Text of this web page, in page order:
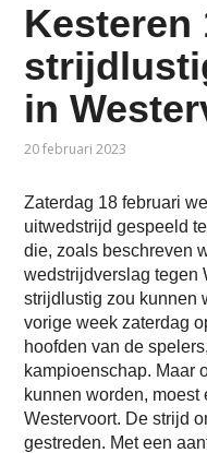
Kesteren
in
20 februari 2023
Zaterdag 18 februari
uitwedstrijd gespeeld
die, zoals beschreven
wedstrijdverslag tegen
strijdlustig zou kunnen
vorige week zaterdag
hoofden van de
kampioenschap. Maar
kunnen worden,
Westervoort. De strijd
gestreden. Met een